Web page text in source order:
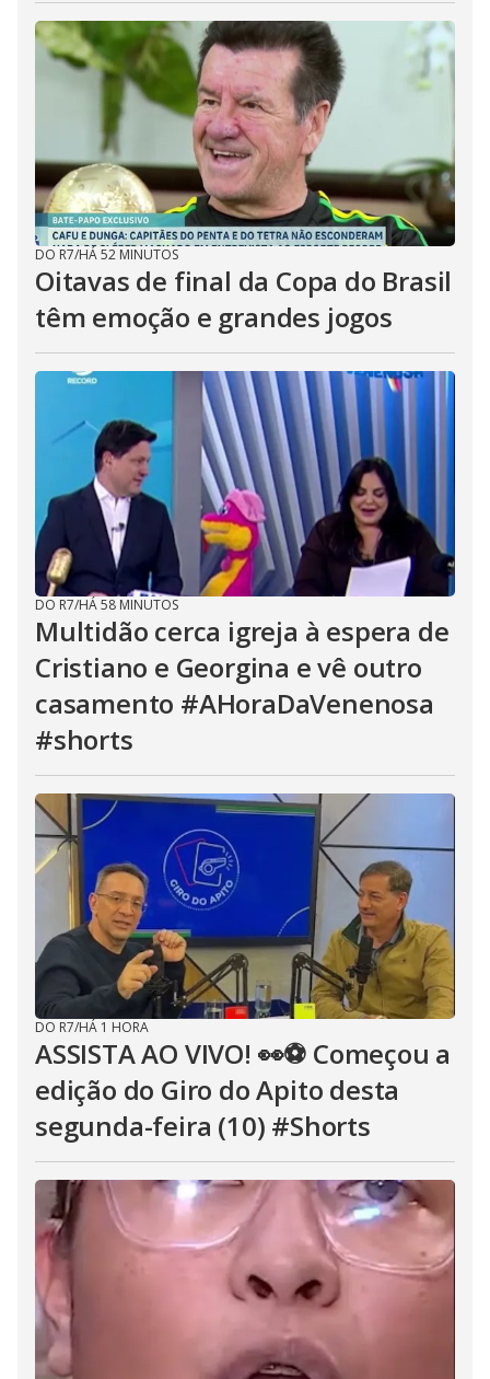
DO R7/HÁ 52 MINUTOS
Oitavas de final da Copa do Brasil
têm emoção e grandes jogos
DO R7/HÁ 58 MINUTOS
Multidão cerca igreja à espera de
Cristiano e Georgina e vê outro
casamento #AHoraDaVenenosa
#shorts
DO R7/HÁ 1 HORA
ASSISTA AO VIVO! 👀⚽ Começou a
edição do Giro do Apito desta
segunda-feira (10) #Shorts